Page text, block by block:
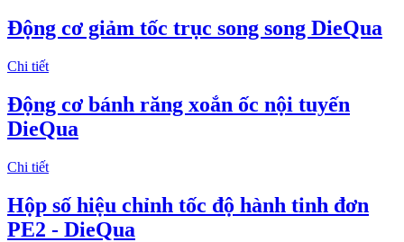
Động cơ giảm tốc trục song song DieQua
Chi tiết
Động cơ bánh răng xoắn ốc nội tuyến
DieQua
Chi tiết
Hộp số hiệu chỉnh tốc độ hành tinh đơn
PE2 - DieQua